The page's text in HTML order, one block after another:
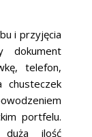
i przyjęcia
dokument
telefon,
chusteczek
portfelu.
ilość